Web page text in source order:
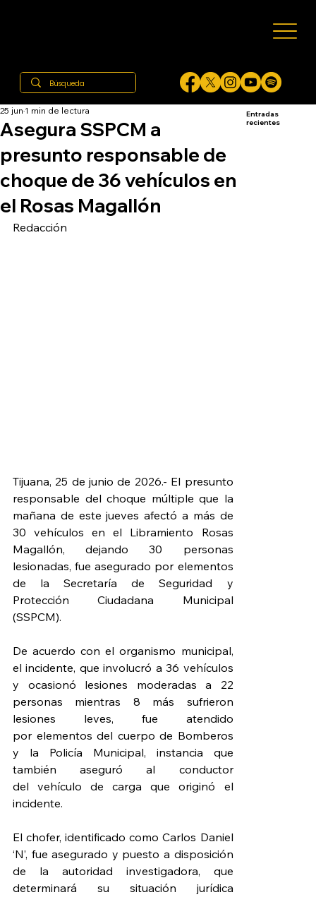
Asegura SSPCM a
presunto responsable de
choque de 36 vehículos en
el Rosas Magallón
25 jun 1 min de lectura
Redacción
Tijuana, 25 de junio de 2026.- El presunto
responsable del choque múltiple que la
mañana de este jueves afectó a más de
30 vehículos en el Libramiento Rosas
Magallón, dejando 30 personas
lesionadas, fue asegurado por elementos
de la Secretaría de Seguridad y
Protección Ciudadana Municipal
(SSPCM).
De acuerdo con el organismo municipal,
el incidente, que involucró a 36 vehículos
y ocasionó lesiones moderadas a 22
personas mientras 8 más sufrieron
lesiones leves, fue atendido
por elementos del cuerpo de Bomberos
y la Policía Municipal, instancia que
también aseguró al conductor
del vehículo de carga que originó el
incidente.
El chofer, identificado como Carlos Daniel
‘N’, fue asegurado y puesto a disposición
de la autoridad investigadora, que
determinará su situación jurídica
Entradas
recientes